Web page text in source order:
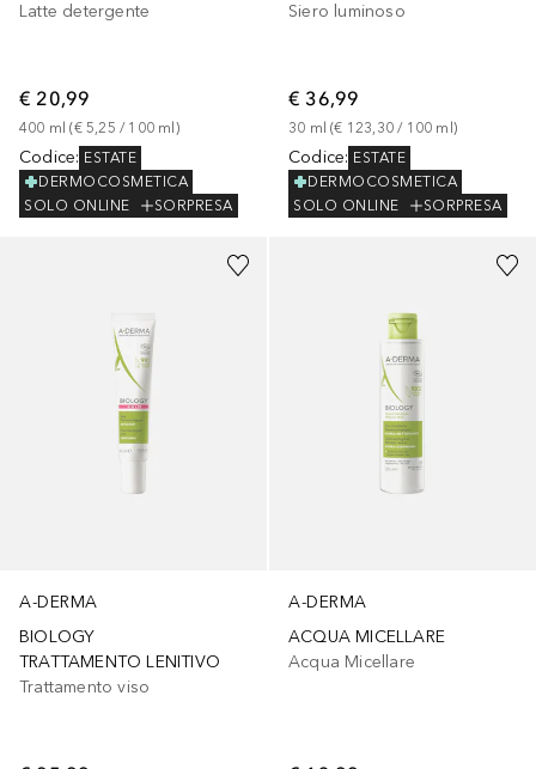
Latte detergente
€ 20,99
400 ml (€ 5,25 / 100 ml )
Codice: ESTATE
DERMOCOSMETICA
SOLO ONLINE
SORPRESA
Siero luminoso
€ 36,99
30 ml (€ 123,30 / 100 ml )
Codice: ESTATE
DERMOCOSMETICA
SOLO ONLINE
SORPRESA
A-DERMA
BIOLOGY
TRATTAMENTO LENITIVO
Trattamento viso
A-DERMA
ACQUA MICELLARE
Acqua Micellare